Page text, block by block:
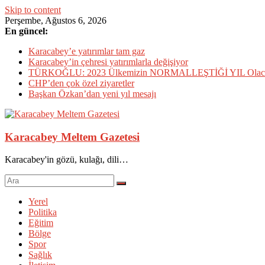
Skip to content
Perşembe, Ağustos 6, 2026
En güncel:
Karacabey’e yatırımlar tam gaz
Karacabey’in çehresi yatırımlarla değişiyor
TÜRKOĞLU: 2023 Ülkemizin NORMALLEŞTİĞİ YIL
CHP’den çok özel ziyaretler
Başkan Özkan’dan yeni yıl mesajı
Karacabey Meltem Gazetesi
Karacabey'in gözü, kulağı, dili…
Yerel
Politika
Eğitim
Bölge
Spor
Sağlık